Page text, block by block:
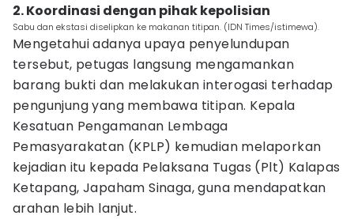
2. Koordinasi dengan pihak kepolisian
Sabu dan ekstasi diselipkan ke makanan titipan. (IDN Times/istimewa).
Mengetahui adanya upaya penyelundupan
tersebut, petugas langsung mengamankan
barang bukti dan melakukan interogasi terhadap
pengunjung yang membawa titipan. Kepala
Kesatuan Pengamanan Lembaga
Pemasyarakatan (KPLP) kemudian melaporkan
kejadian itu kepada Pelaksana Tugas (Plt) Kalapas
Ketapang, Japaham Sinaga, guna mendapatkan
arahan lebih lanjut.